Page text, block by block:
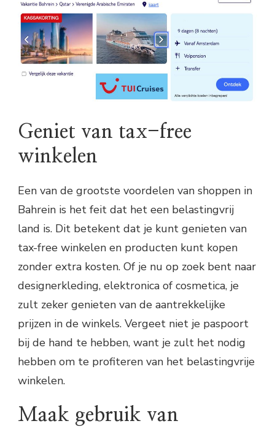
Geniet van tax-free
winkelen
Een van de grootste voordelen van shoppen in
Bahrein is het feit dat het een belastingvrij
land is. Dit betekent dat je kunt genieten van
tax-free winkelen en producten kunt kopen
zonder extra kosten. Of je nu op zoek bent naar
designerkleding, elektronica of cosmetica, je
zult zeker genieten van de aantrekkelijke
prijzen in de winkels. Vergeet niet je paspoort
bij de hand te hebben, want je zult het nodig
hebben om te profiteren van het belastingvrije
winkelen.
Maak gebruik van